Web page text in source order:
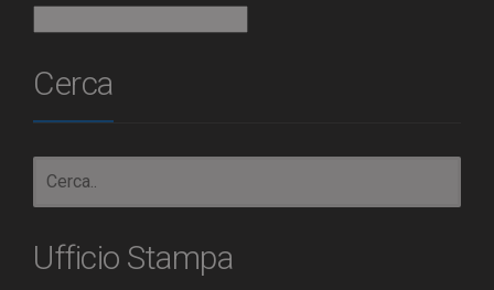
Cerca
Ufficio Stampa